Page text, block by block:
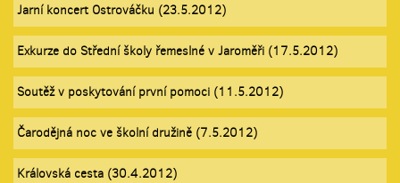
Jarní koncert Ostrováčku (23.5.2012)
Exkurze do Střední školy řemeslné v Jaroměři (17.5.2012)
Soutěž v poskytování první pomoci (11.5.2012)
Čarodějná noc ve školní družině (7.5.2012)
Královská cesta (30.4.2012)